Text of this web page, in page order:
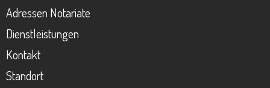
Adressen Notariate
Dienstleistungen
Kontakt
Standort